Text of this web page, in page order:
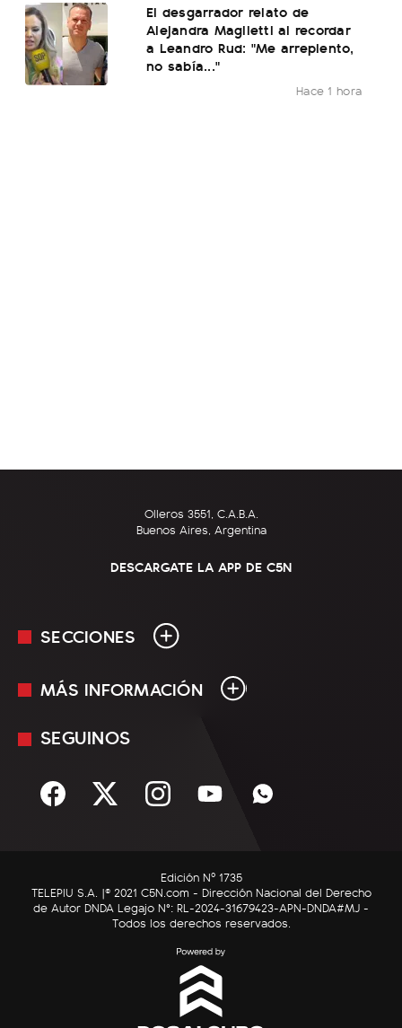
El desgarrador relato de
Alejandra Maglietti al recordar
a Leandro Rud: "Me arrepiento,
no sabía..."
Hace 1 hora
Olleros 3551, C.A.B.A.
Buenos Aires, Argentina
DESCARGATE LA APP DE C5N
SECCIONES
En Vivo
Sociedad
C5N Autos
RatingCero
MÁS INFORMACIÓN
Mediakit
Términos y condiciones
SEGUINOS
Edición Nº 1735
TELEPIU S.A. |© 2021 C5N.com - Dirección Nacional del Derecho
de Autor DNDA Legajo N°: RL-2024-31679423-APN-DNDA#MJ -
Todos los derechos reservados.